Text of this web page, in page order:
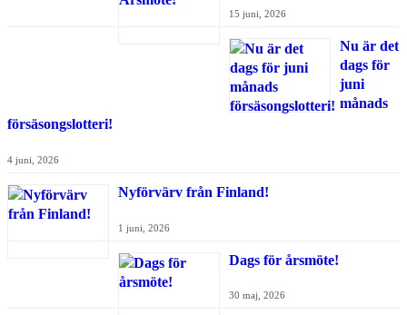
15 juni, 2026
Nu är det
dags för
juni
månads
försäsongslotteri!
4 juni, 2026
Nyförvärv från Finland!
1 juni, 2026
Dags för årsmöte!
30 maj, 2026